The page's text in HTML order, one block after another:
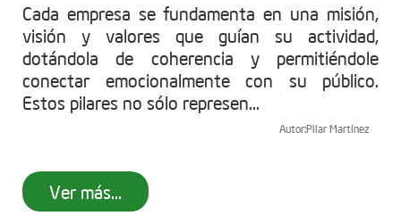
Cada empresa se fundamenta en una misión,
visión y valores que guían su actividad,
dotándola de coherencia y permitiéndole
conectar emocionalmente con su público.
Estos pilares no sólo represen...
Autor:Pilar Martínez
Ver más...